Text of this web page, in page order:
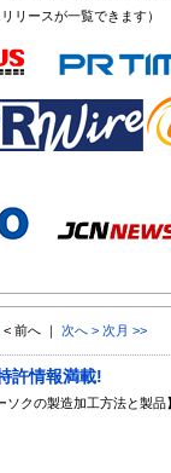
リースが一覧できます）
< 前へ ｜ 次へ > 次月 >>
許情報満載!
クの製造加工方法と製